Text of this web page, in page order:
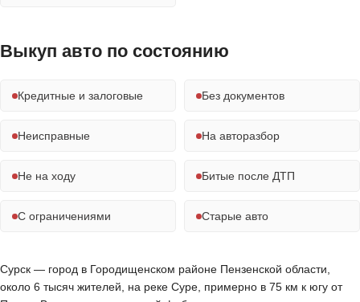
Выкуп авто по состоянию
Кредитные и залоговые Без документов
Неисправные На авторазбор
Не на ходу Битые после ДТП
С ограничениями Старые авто
Сурск — город в Городищенском районе Пензенской области,
около 6 тысяч жителей, на реке Суре, примерно в 75 км к югу от